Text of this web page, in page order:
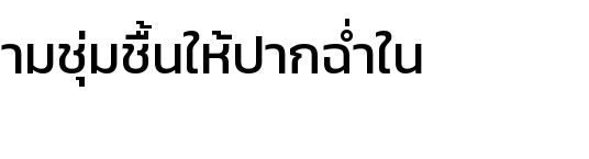
ชุ่มชื้นให้ปากฉ่ำใน